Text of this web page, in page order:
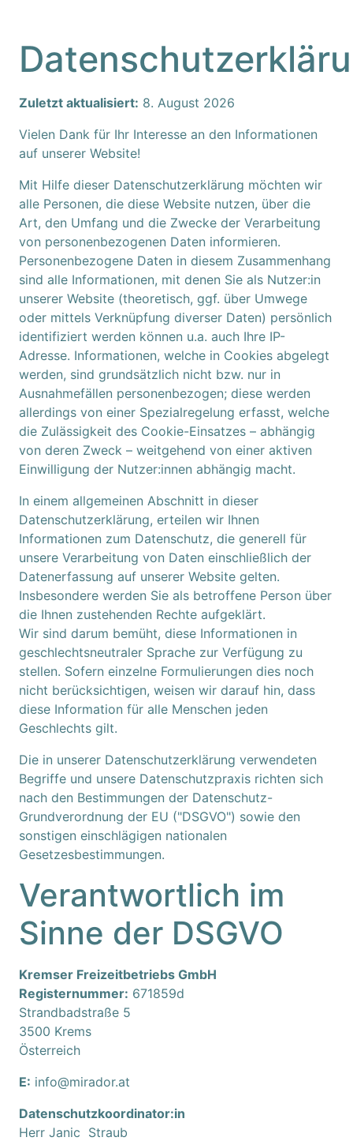
Zuletzt aktualisiert: 8. August 2026
Vielen Dank für Ihr Interesse an den Informationen
auf unserer Website!
Mit Hilfe dieser Datenschutzerklärung möchten wir
alle Personen, die diese Website nutzen, über die
Art, den Umfang und die Zwecke der Verarbeitung
von personenbezogenen Daten informieren.
Personenbezogene Daten in diesem Zusammenhang
sind alle Informationen, mit denen Sie als Nutzer:in
unserer Website (theoretisch, ggf. über Umwege
oder mittels Verknüpfung diverser Daten) persönlich
identifiziert werden können u.a. auch Ihre IP-
Adresse. Informationen, welche in Cookies abgelegt
werden, sind grundsätzlich nicht bzw. nur in
Ausnahmefällen personenbezogen; diese werden
allerdings von einer Spezialregelung erfasst, welche
die Zulässigkeit des Cookie-Einsatzes – abhängig
von deren Zweck – weitgehend von einer aktiven
Einwilligung der Nutzer:innen abhängig macht.
In einem allgemeinen Abschnitt in dieser
Datenschutzerklärung, erteilen wir Ihnen
Informationen zum Datenschutz, die generell für
unsere Verarbeitung von Daten einschließlich der
Datenerfassung auf unserer Website gelten.
Insbesondere werden Sie als betroffene Person über
die Ihnen zustehenden Rechte aufgeklärt.
Wir sind darum bemüht, diese Informationen in
geschlechtsneutraler Sprache zur Verfügung zu
stellen. Sofern einzelne Formulierungen dies noch
nicht berücksichtigen, weisen wir darauf hin, dass
diese Information für alle Menschen jeden
Geschlechts gilt.
Die in unserer Datenschutzerklärung verwendeten
Begriffe und unsere Datenschutzpraxis richten sich
nach den Bestimmungen der Datenschutz-
Grundverordnung der EU ("DSGVO") sowie den
sonstigen einschlägigen nationalen
Gesetzesbestimmungen.
Verantwortlich im
Sinne der DSGVO
Kremser Freizeitbetriebs GmbH
Registernummer: 671859d
Strandbadstraße 5
3500 Krems
Österreich
E: info@mirador.at
Datenschutzkoordinator:in
Herr Janic Straub